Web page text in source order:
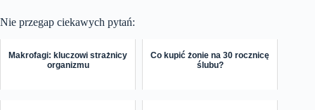
Nie przegap ciekawych pytań:
Makrofagi: kluczowi strażnicy
organizmu
Co kupić żonie na 30 rocznicę
ślubu?